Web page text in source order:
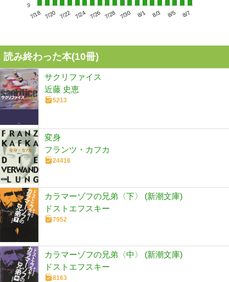
7/18 7/20 7/22 7/24 7/26 7/28 7/30 8/1 8/3 8/5 8/7
9
読み終わった本(10冊)
サクリファイス
近藤 史恵
5213
変身
フランツ・カフカ
24416
カラマーゾフの兄弟〈下〉 (新潮文庫)
ドストエフスキー
7952
カラマーゾフの兄弟〈中〉 (新潮文庫)
ドストエフスキー
8163